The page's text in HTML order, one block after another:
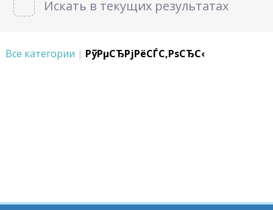
Искать в текущих результатах
Все категории | РўРµСЂРјРёСЃС‚РѕСЂС‹